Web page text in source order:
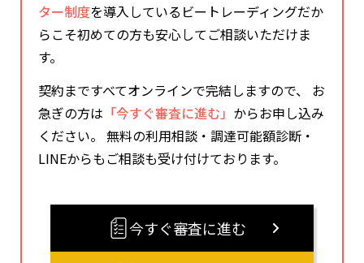
ター制度を導入しているビートレーディングだか
らこそ初めての方も安心してご相談いただけま
す。
契約まですべてオンラインで完結しますので、 お
急ぎの方は 「今すぐ審査に進む」 からお申し込み
ください。 無料の利用相談・調達可能額診断・
LINEからもご相談も受け付けております。
今すぐ審査に進む